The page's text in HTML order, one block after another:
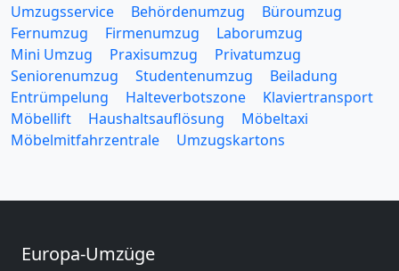
Umzugsservice Behördenumzug
Büroumzug
Fernumzug
Firmenumzug
Laborumzug
Mini Umzug
Praxisumzug
Privatumzug
Seniorenumzug
Studentenumzug
Beiladung
Entrümpelung
Halteverbotszone
Klaviertransport
Möbellift
Haushaltsauflösung
Möbeltaxi
Möbelmitfahrzentrale
Umzugskartons
Europa-Umzüge